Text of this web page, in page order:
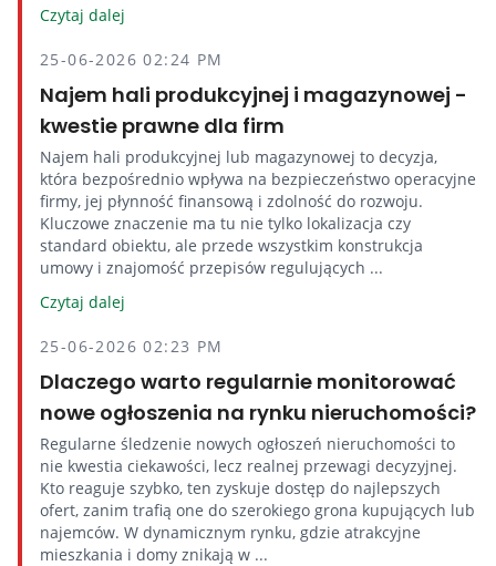
Czytaj dalej
25-06-2026 02:24 PM
Najem hali produkcyjnej i magazynowej -
kwestie prawne dla firm
Najem hali produkcyjnej lub magazynowej to decyzja,
która bezpośrednio wpływa na bezpieczeństwo operacyjne
firmy, jej płynność finansową i zdolność do rozwoju.
Kluczowe znaczenie ma tu nie tylko lokalizacja czy
standard obiektu, ale przede wszystkim konstrukcja
umowy i znajomość przepisów regulujących ...
Czytaj dalej
25-06-2026 02:23 PM
Dlaczego warto regularnie monitorować
nowe ogłoszenia na rynku nieruchomości?
Regularne śledzenie nowych ogłoszeń nieruchomości to
nie kwestia ciekawości, lecz realnej przewagi decyzyjnej.
Kto reaguje szybko, ten zyskuje dostęp do najlepszych
ofert, zanim trafią one do szerokiego grona kupujących lub
najemców. W dynamicznym rynku, gdzie atrakcyjne
mieszkania i domy znikają w ...